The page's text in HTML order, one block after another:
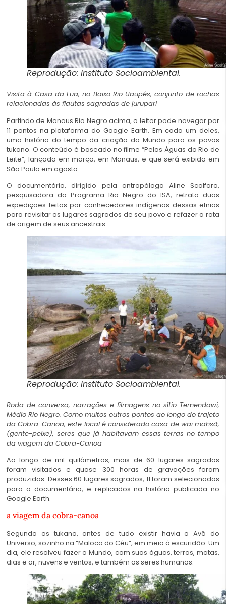
Reprodução: Instituto Socioambiental.
Visita à Casa da Lua, no Baixo Rio Uaupés, conjunto de rochas
relacionadas às flautas sagradas de jurupari
Partindo de Manaus Rio Negro acima, o leitor pode navegar por
11 pontos na plataforma do Google Earth. Em cada um deles,
uma história do tempo da criação do Mundo para os povos
tukano. O conteúdo é baseado no filme “Pelas Águas do Rio de
Leite”, lançado em março, em Manaus, e que será exibido em
São Paulo em agosto.
O documentário, dirigido pela antropóloga Aline Scolfaro,
pesquisadora do Programa Rio Negro do ISA, retrata duas
expedições feitas por conhecedores indígenas dessas etnias
para revisitar os lugares sagrados de seu povo e refazer a rota
de origem de seus ancestrais.
Reprodução: Instituto Socioambiental.
Roda de conversa, narrações e filmagens no sítio Temendawi,
Médio Rio Negro. Como muitos outros pontos ao longo do trajeto
da Cobra-Canoa, este local é considerado casa de wai mahsã,
(gente-peixe), seres que já habitavam essas terras no tempo
da viagem da Cobra-Canoa
Ao longo de mil quilômetros, mais de 60 lugares sagrados
foram visitados e quase 300 horas de gravações foram
produzidas. Desses 60 lugares sagrados, 11 foram selecionados
para o documentário, e replicados na história publicada no
Google Earth.
a viagem da cobra-canoa
Segundo os tukano, antes de tudo existir havia o Avô do
Universo, sozinho na “Maloca do Céu”, em meio à escuridão. Um
dia, ele resolveu fazer o Mundo, com suas águas, terras, matas,
dias e ar, nuvens e ventos, e também os seres humanos.